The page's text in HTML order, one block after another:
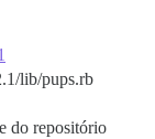
lib/pups.rb
do repositório